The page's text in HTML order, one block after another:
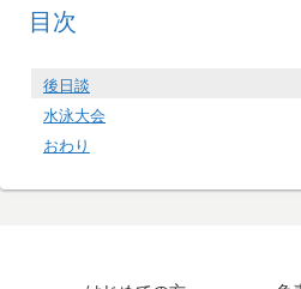
目次
後日談
水泳大会
おわり